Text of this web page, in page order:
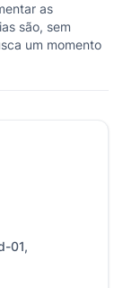
as
são, sem
um momento
01,